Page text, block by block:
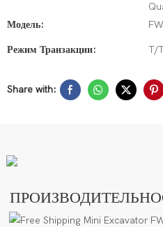
Модель:
Режим Транзакции: T/
Share with: